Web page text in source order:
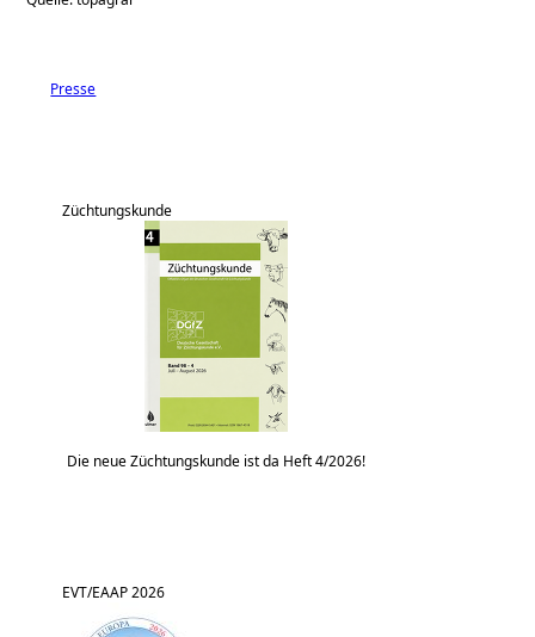
Presse
Züchtungskunde
Die neue Züchtungskunde ist da Heft 4/2026!
EVT/EAAP 2026